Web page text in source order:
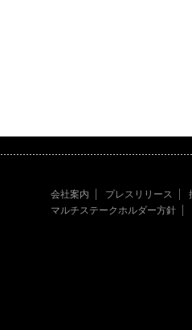
会社案内 プレスリリース
マルチステークホルダー方針